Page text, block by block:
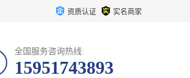
资质认证 实名商家
全国服务咨询热线:
15951743893